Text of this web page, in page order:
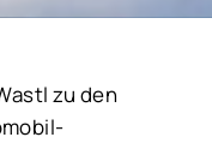
zu den